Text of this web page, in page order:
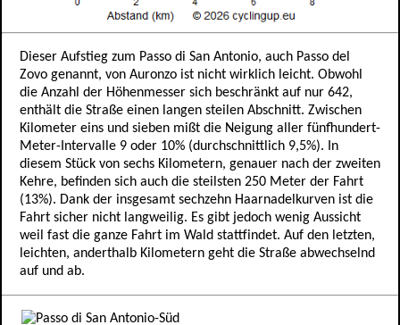
Dieser Aufstieg zum Passo di San Antonio, auch Passo del
Zovo genannt, von Auronzo ist nicht wirklich leicht. Obwohl
die Anzahl der Höhenmesser sich beschränkt auf nur 642,
enthält die Straße einen langen steilen Abschnitt. Zwischen
Kilometer eins und sieben mißt die Neigung aller fünfhundert-
Meter-Intervalle 9 oder 10% (durchschnittlich 9,5%). In
diesem Stück von sechs Kilometern, genauer nach der zweiten
Kehre, befinden sich auch die steilsten 250 Meter der Fahrt
(13%). Dank der insgesamt sechzehn Haarnadelkurven ist die
Fahrt sicher nicht langweilig. Es gibt jedoch wenig Aussicht
weil fast die ganze Fahrt im Wald stattfindet. Auf den letzten,
leichten, anderthalb Kilometern geht die Straße abwechselnd
auf und ab.